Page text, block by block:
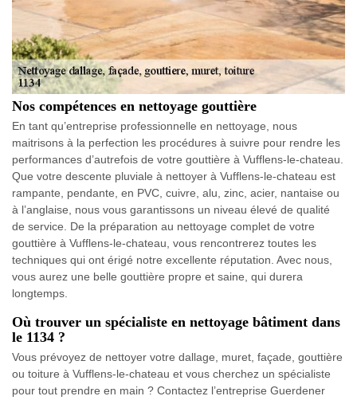
Nos compétences en nettoyage gouttière
En tant qu’entreprise professionnelle en nettoyage, nous
maitrisons à la perfection les procédures à suivre pour rendre les
performances d’autrefois de votre gouttière à Vufflens-le-chateau.
Que votre descente pluviale à nettoyer à Vufflens-le-chateau est
rampante, pendante, en PVC, cuivre, alu, zinc, acier, nantaise ou
à l’anglaise, nous vous garantissons un niveau élevé de qualité
de service. De la préparation au nettoyage complet de votre
gouttière à Vufflens-le-chateau, vous rencontrerez toutes les
techniques qui ont érigé notre excellente réputation. Avec nous,
vous aurez une belle gouttière propre et saine, qui durera
longtemps.
Où trouver un spécialiste en nettoyage bâtiment dans
le 1134 ?
Vous prévoyez de nettoyer votre dallage, muret, façade, gouttière
ou toiture à Vufflens-le-chateau et vous cherchez un spécialiste
pour tout prendre en main ? Contactez l’entreprise Guerdener